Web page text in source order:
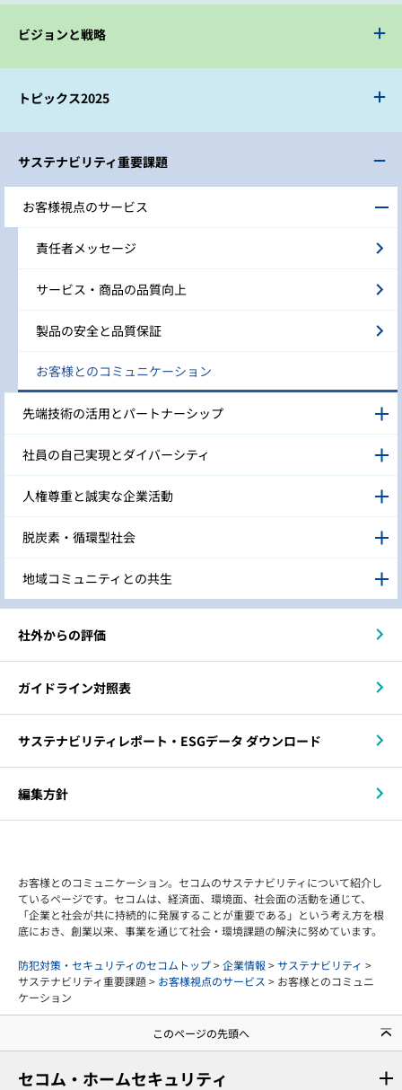
ビジョンと戦略
トピックス2025
サステナビリティ重要課題
お客様視点のサービス
責任者メッセージ
サービス・商品の品質向上
製品の安全と品質保証
お客様とのコミュニケーション
先端技術の活用とパートナーシップ
社員の自己実現とダイバーシティ
人権尊重と誠実な企業活動
脱炭素・循環型社会
地域コミュニティとの共生
社外からの評価
ガイドライン対照表
サステナビリティレポート・ESGデータ ダウンロード
編集方針
お客様とのコミュニケーション。セコムのサステナビリティについて紹介し
ているページです。セコムは、経済面、環境面、社会面の活動を通じて、
「企業と社会が共に持続的に発展することが重要である」という考え方を根
底におき、創業以来、事業を通じて社会・環境課題の解決に努めています。
防犯対策・セキュリティのセコムトップ>企業情報 >サステナビリティ >
サステナビリティ重要課題 > お客様視点のサービス > お客様とのコミュニ
ケーション
このページの先頭へ
セコム・ホームセキュリティ